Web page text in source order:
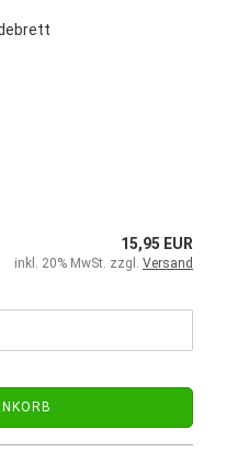
15,95 EUR
inkl. 20% MwSt. zzgl. Versand